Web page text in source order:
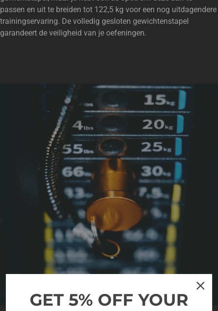
passen en uit te breiden tot 122,5 kg voor een nog uitdagendere
trainingservaring. De volledig gesloten gewichtenstapel
garandeert de veiligheid van je oefeningen.
GET 5% OFF YOUR